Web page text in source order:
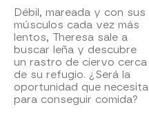
Débil, mareada y con sus
músculos cada vez más
lentos, Theresa sale a
buscar leña y descubre
un rastro de ciervo cerca
de su refugio. ¿Será la
oportunidad que necesita
para conseguir comida?